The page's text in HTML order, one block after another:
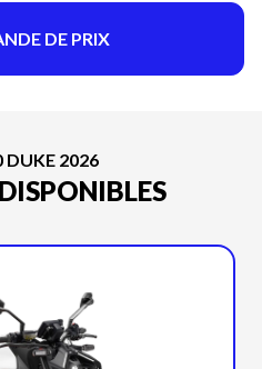
DE PRIX
DUKE 2026